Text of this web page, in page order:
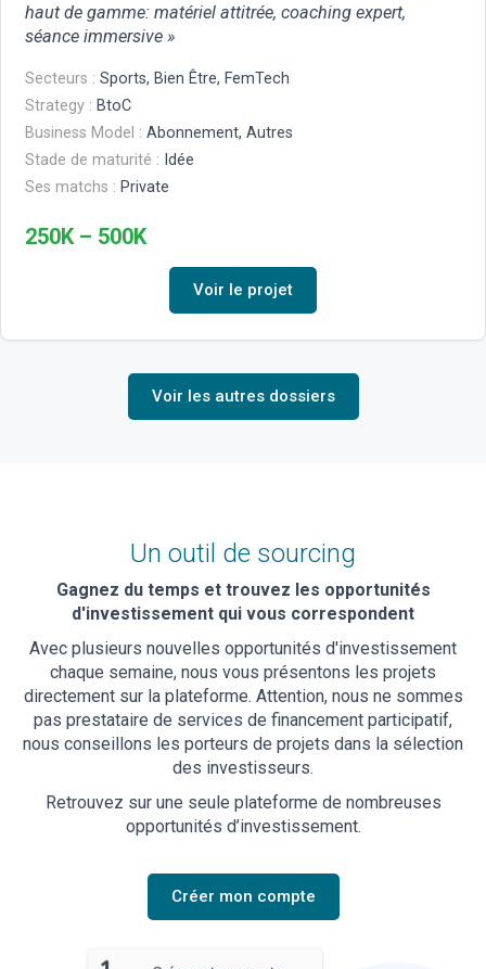
haut de gamme: matériel attitrée, coaching expert,
séance immersive »
Secteurs : Sports, Bien Être, FemTech
Strategy : BtoC
Business Model : Abonnement, Autres
Stade de maturité : Idée
Ses matchs : Private
250K – 500K
Voir le projet
Voir les autres dossiers
Un outil de sourcing
Gagnez du temps et trouvez les opportunités
d'investissement qui vous correspondent
Avec plusieurs nouvelles opportunités d'investissement
chaque semaine, nous vous présentons les projets
directement sur la plateforme. Attention, nous ne sommes
pas prestataire de services de financement participatif,
nous conseillons les porteurs de projets dans la sélection
des investisseurs.
Retrouvez sur une seule plateforme de nombreuses
opportunités d’investissement.
Créer mon compte